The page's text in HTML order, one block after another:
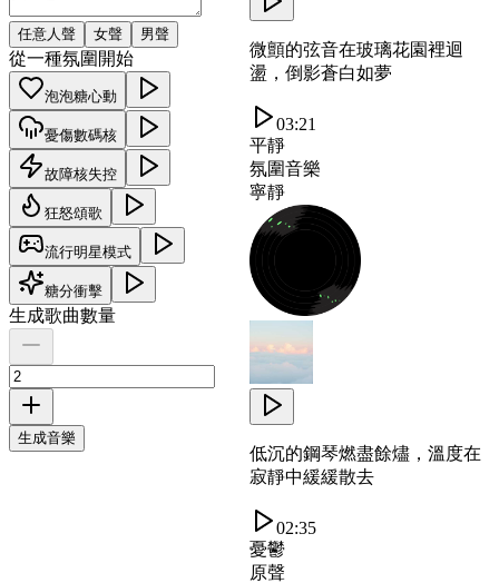
任意人聲 女聲 男聲
從一種氛圍開始
泡泡糖心動
憂傷數碼核
故障核失控
狂怒頌歌
流行明星模式
糖分衝擊
生成歌曲數量
生成音樂
微顫的弦音在玻璃花園裡迴
盪，倒影蒼白如夢
03:21
平靜
氛圍音樂
寧靜
低沉的鋼琴燃盡餘燼，溫度在
寂靜中緩緩散去
02:35
憂鬱
原聲